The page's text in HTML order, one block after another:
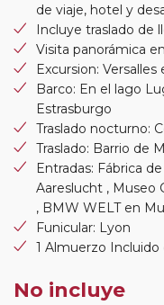
de viaje, hotel y
Incluye traslado de
Visita panorámica
Excursion:
Barco: En el lago
Estrasburgo
Traslado nocturno:
Traslado: Barrio de
Entradas: Fábrica
Aareslucht , Museo
, BMW WELT en
Funicular: Lyon
1 Almuerzo Incluido
No incluye